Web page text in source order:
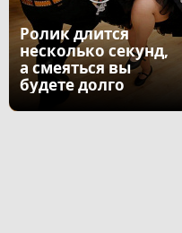
Ролик длится
несколько секунд,
а смеяться вы
будете долго